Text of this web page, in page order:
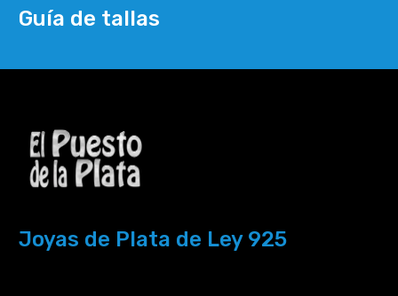
Guía de tallas
Joyas de Plata de Ley 925